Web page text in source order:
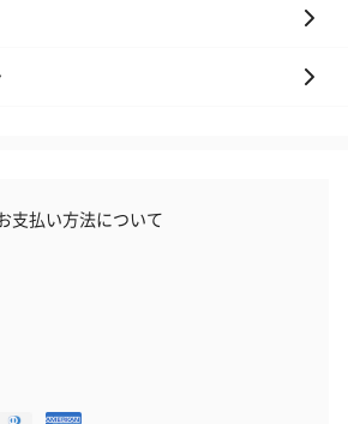
（2,580円）
いなどのシーンにおすすめです。
支払い方法について